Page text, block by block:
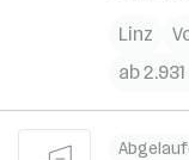
Linz
ab